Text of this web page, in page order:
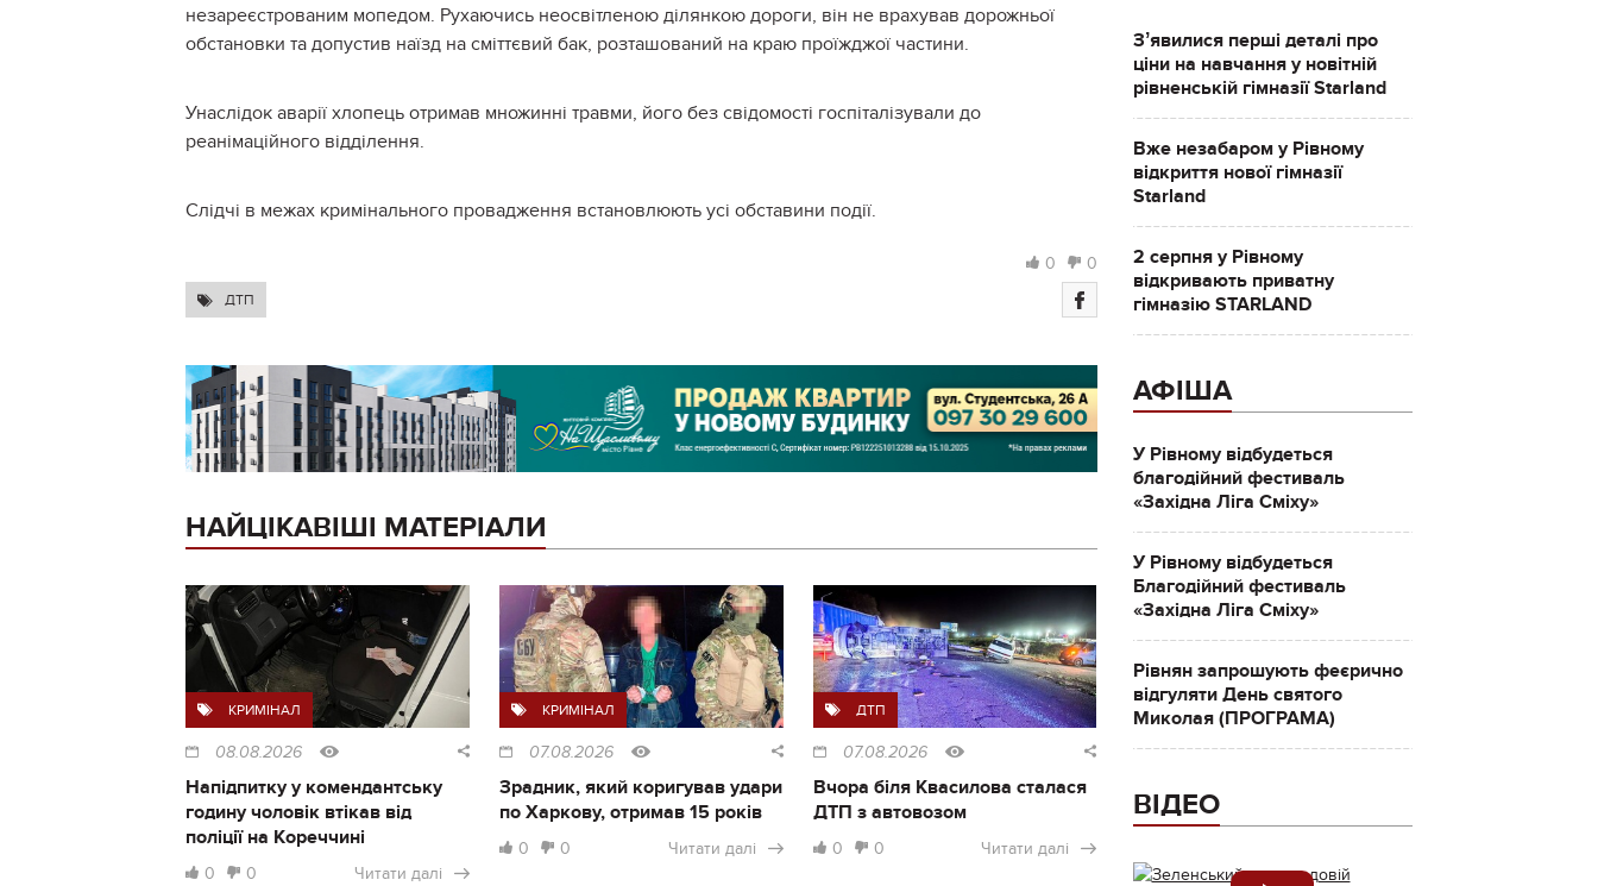
незареєстрованим мопедом. Рухаючись неосвітленою ділянкою дороги, він не врахував дорожньої
обстановки та допустив наїзд на сміттєвий бак, розташований на краю проїжджої частини.
Унаслідок аварії хлопець отримав множинні травми, його без свідомості госпіталізували до
реанімаційного відділення.
Слідчі в межах кримінального провадження встановлюють усі обставини події.
0 0
ДТП
НАЙЦІКАВІШІ МАТЕРІАЛИ
КРИМІНАЛ
08.08.2026
Напідпитку у комендантську
годину чоловік втікав від
поліції на Кореччині
0 0 Читати далі
КРИМІНАЛ
07.08.2026
Зрадник, який коригував удари
по Харкову, отримав 15 років
0 0 Читати далі
ДТП
07.08.2026
Вчора біля Квасилова сталася
ДТП з автовозом
0 0 Читати далі
Зʼявилися перші деталі про
ціни на навчання у новітній
рівненській гімназії Starland
Вже незабаром у Рівному
відкриття нової гімназії
Starland
2 серпня у Рівному
відкривають приватну
гімназію STARLAND
АФІША
У Рівному відбудеться
благодійний фестиваль
«Західна Ліга Сміху»
У Рівному відбудеться
Благодійний фестиваль
«Західна Ліга Сміху»
Рівнян запрошують феєрично
відгуляти День святого
Миколая (ПРОГРАМА)
ВІДЕО